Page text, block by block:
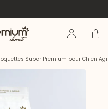
Se Panier
Super Premium pour Chien